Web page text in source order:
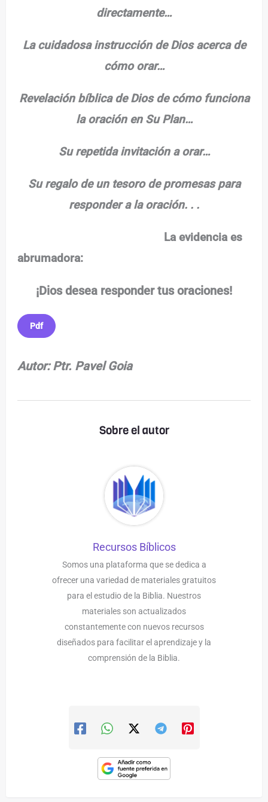
directamente…
La cuidadosa instrucción de Dios acerca de
cómo orar…
Revelación bíblica de Dios de cómo funciona
la oración en Su Plan…
Su repetida invitación a orar…
Su regalo de un tesoro de promesas para
responder a la oración. . .
La evidencia es
abrumadora:
¡Dios desea responder tus oraciones!
Pdf
Autor: Ptr. Pavel Goia
Sobre el autor
Recursos Bíblicos
Somos una plataforma que se dedica a
ofrecer una variedad de materiales gratuitos
para el estudio de la Biblia. Nuestros
materiales son actualizados
constantemente con nuevos recursos
diseñados para facilitar el aprendizaje y la
comprensión de la Biblia.